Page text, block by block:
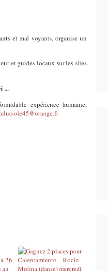
et mal voyants, organise un
et guides locaux sur les sites
...
expérience humaine,